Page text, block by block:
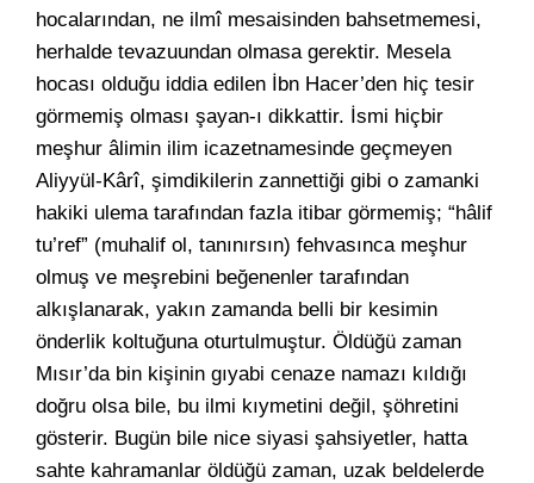
hocalarından, ne ilmî mesaisinden bahsetmemesi,
herhalde tevazuundan olmasa gerektir. Mesela
hocası olduğu iddia edilen İbn Hacer’den hiç tesir
görmemiş olması şayan-ı dikkattir. İsmi hiçbir
meşhur âlimin ilim icazetnamesinde geçmeyen
Aliyyül-Kârî, şimdikilerin zannettiği gibi o zamanki
hakiki ulema tarafından fazla itibar görmemiş; “hâlif
tu’ref” (muhalif ol, tanınırsın) fehvasınca meşhur
olmuş ve meşrebini beğenenler tarafından
alkışlanarak, yakın zamanda belli bir kesimin
önderlik koltuğuna oturtulmuştur. Öldüğü zaman
Mısır’da bin kişinin gıyabi cenaze namazı kıldığı
doğru olsa bile, bu ilmi kıymetini değil, şöhretini
gösterir. Bugün bile nice siyasi şahsiyetler, hatta
sahte kahramanlar öldüğü zaman, uzak beldelerde